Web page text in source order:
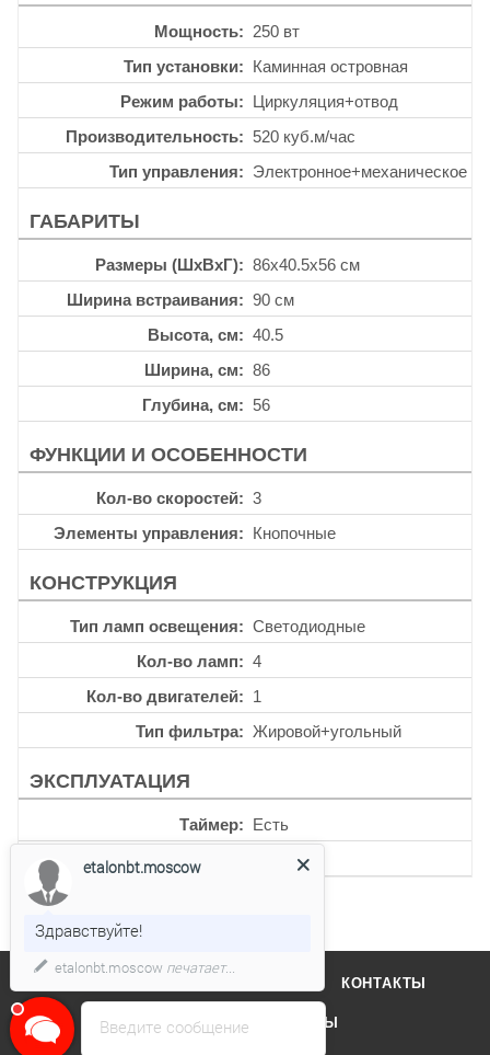
Мощность
250 вт
Тип установки
Каминная островная
Режим работы
Циркуляция+отвод
Производительность
520 куб.м/час
Тип управления
Электронное+механическое
ГАБАРИТЫ
Размеры (ШхВхГ)
86x40.5x56 см
Ширина встраивания
90 см
Высота, см
40.5
Ширина, см
86
Глубина, см
56
ФУНКЦИИ И ОСОБЕННОСТИ
Кол-во скоростей
3
Элементы управления
Кнопочные
КОНСТРУКЦИЯ
Тип ламп освещения
Светодиодные
Кол-во ламп
4
Кол-во двигателей
1
Тип фильтра
Жировой+угольный
ЭКСПЛУАТАЦИЯ
Таймер
Есть
Уровень шума
КОНТАКТЫ
КАТАЛОГ БРЕНДЫ
Введите сообщение
etalonbt.moscow
Здравствуйте!
etalonbt.moscow печатает...